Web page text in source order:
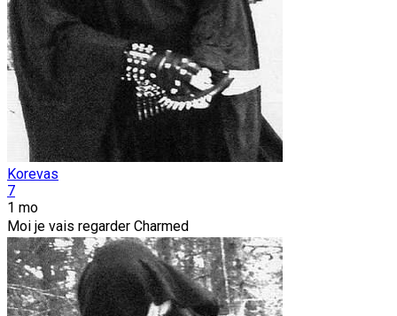
Korevas
7
1 mo
Moi je vais regarder Charmed